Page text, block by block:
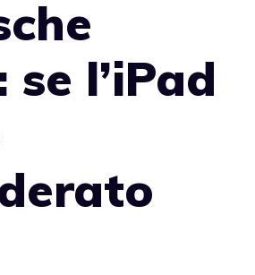
se l’iPad